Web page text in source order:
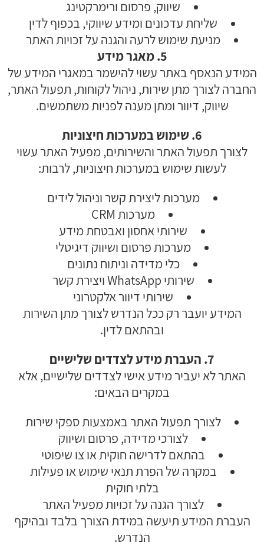
שיווק, פרסום ורימרקטינג
שליחת עדכונים ומידע שיווקי, בכפוף לדין
מניעת שימוש לרעה והגנה על זכויות האתר
5. מאגר מידע
המידע הנאסף באתר עשוי להישמר במאגרי המידע של
החברה לצורך מתן שירות, ניהול לקוחות, תפעול האתר,
שיווק, דיוור ומתן מענה לפניות משתמשים.
6. שימוש במערכות חיצוניות
לצורך תפעול האתר והשירותים, מפעיל האתר עשוי
לעשות שימוש במערכות חיצוניות, לרבות:
מערכות ליצירת קשר וניהול לידים
מערכות CRM
שירותי אחסון ואבטחת מידע
מערכות פרסום ושיווק דיגיטלי
כלי מדידה וניתוח נתונים
שירותי WhatsApp ויצירת קשר
שירותי דיוור אלקטרוני
המידע יועבר רק ככל הנדרש לצורך מתן השירות
ובהתאם לדין.
7. העברת מידע לצדדים שלישיים
האתר לא יעביר מידע אישי לצדדים שלישיים, אלא
במקרים הבאים:
לצורך תפעול האתר באמצעות ספקי שירות
לצורכי מדידה, פרסום ושיווק
בהתאם לדרישה חוקית או צו שיפוטי
במקרה של הפרת תנאי שימוש או פעילות
בלתי חוקית
לצורך הגנה על זכויות מפעיל האתר
העברת המידע תיעשה במידת הצורך בלבד ובהיקף
הנדרש.